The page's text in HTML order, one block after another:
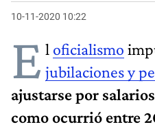
10-11-2020 10:22
E l oficialismo
jubilaciones y
ajustarse por
como ocurrió entre